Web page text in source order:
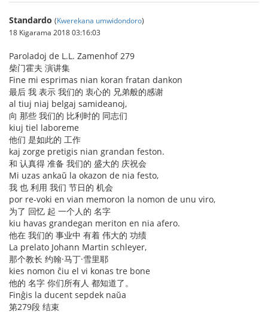
Standardo (Kwerekana umwidondoro)
18 Kigarama 2018 03:16:03
Paroladoj de L.L. Zamenhof 279
柴门霍夫 演讲集
Fine mi esprimas nian koran fratan dankon
最后 我 表示 我们的 衷心的 兄弟般的感谢
al tiuj niaj belgaj samideanoj,
向 那些 我们的 比利时的 同志们
kiuj tiel laboreme
他们 是如此的 工作
kaj zorge pretigis nian grandan feston.
和 认真得 准备 我们的 盛大的 庆祝会
Mi uzas ankaŭ la okazon de nia festo,
我 也 利用 我们 节日的 机会
por re-voki en vian memoron la nomon de unu viro,
为了 回忆 起 一个人的 名字
kiu havas grandegan meriton en nia afero.
他在 我们的 事业中 有着 伟大的 功绩
La prelato Johann Martin schleyer,
那个教长 约翰·马丁·雪里耶
kies nomon ĉiu el vi konas tre bone
他的 名字 你们所有人 都知道了。
Finĝis la ducent sepdek naŭa
第279段 结束